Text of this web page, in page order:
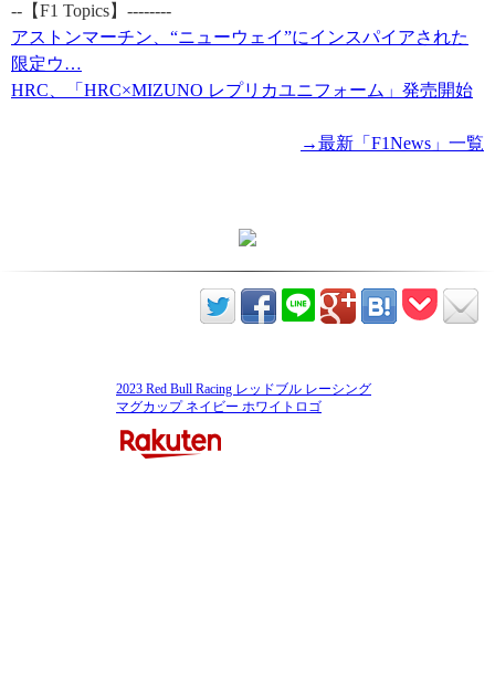
--【F1 Topics】--------
アストンマーチン、“ニューウェイ”にインスパイアされた
限定ウ…
HRC、「HRC×MIZUNO レプリカユニフォーム」発売開始
→最新「F1News」一覧
2023 Red Bull Racing レッドブル レーシング
マグカップ ネイビー ホワイトロゴ